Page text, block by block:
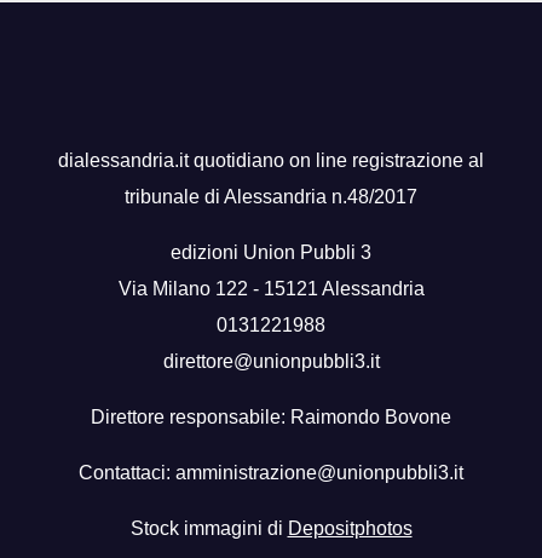
dialessandria.it quotidiano on line registrazione al
tribunale di Alessandria n.48/2017
edizioni Union Pubbli 3
Via Milano 122 - 15121 Alessandria
0131221988
direttore@unionpubbli3.it
Direttore responsabile: Raimondo Bovone
Contattaci: amministrazione@unionpubbli3.it
Stock immagini di Depositphotos